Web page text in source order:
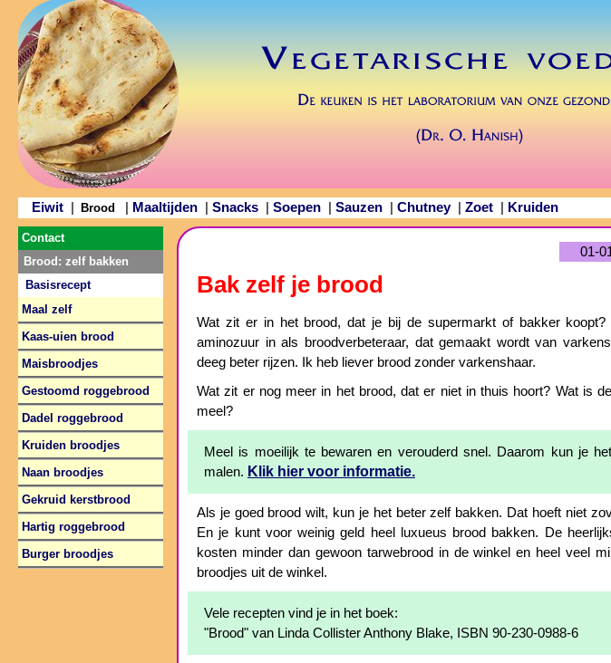
Eiwit Brood Maaltijden Snacks Soepen Sauzen Chutney| Zoet Kruiden
01-
Bak zelf je brood
Wat zit er in het brood, dat je bij de supermarkt of bakker
aminozuur in als broodverbeteraar, dat gemaakt wordt van
deeg beter rijzen. Ik heb liever brood zonder varkenshaar.
Wat zit er nog meer in het brood, dat er niet in thuis hoort? Wat is
meel?
Meel is moeilijk te bewaren en verouderd snel. Daarom kun je
malen. Klik hier voor informatie.
Als je goed brood wilt, kun je het beter zelf bakken. Dat hoeft niet
En je kunt voor weinig geld heel luxueus brood bakken. De
kosten minder dan gewoon tarwebrood in de winkel en heel veel
broodjes uit de winkel.
Vele recepten vind je in het boek:
"Brood" van Linda Collister Anthony Blake, ISBN 90-230-0988-6
Contact
Brood: zelf bakken
Basisrecept
Maal zelf
Kaas-uien brood
Maisbroodjes
Gestoomd roggebrood
Dadel roggebrood
Kruiden broodjes
Naan broodjes
Gekruid kerstbrood
Hartig roggebrood
Burger broodjes